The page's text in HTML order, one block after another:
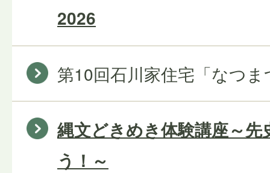
2026
第10回石川家住宅「なつ
縄文どきめき体験講座～
う！～